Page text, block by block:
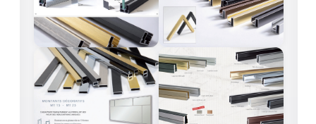
VERRIÈRE TYPE ATELIER
VERRES TEXTURÉS
PLEXIGLAS PMMA
DOUBLE VITRAGE